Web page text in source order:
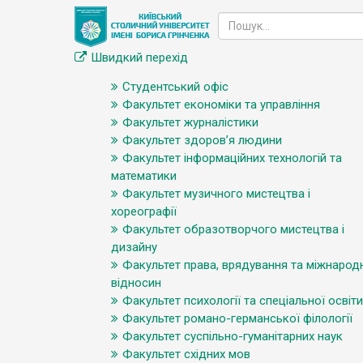
Швидкий перехід
Студентський офіс
Факультет економіки та управління
Факультет журналістики
Факультет здоров’я людини
Факультет інформаційних технологій та
математики
Факультет музичного мистецтва і
хореографії
Факультет образотворчого мистецтва і
дизайну
Факультет права, врядування та
відносин
Факультет психології та спеціальної освіти
Факультет романо-германської філології
Факультет суспільно-гуманітарних наук
Факультет східних мов